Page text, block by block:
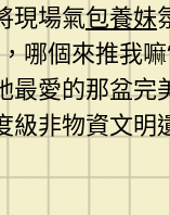
現場氣包養妹
哪個來推我
愛的那盆
非物資文